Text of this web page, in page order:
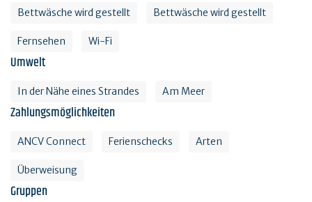
Bettwäsche wird gestellt Bettwäsche wird gestellt
Fernsehen Wi-Fi
Umwelt
In der Nähe eines Strandes Am Meer
Zahlungsmöglichkeiten
ANCV Connect Ferienschecks Arten
Überweisung
Gruppen